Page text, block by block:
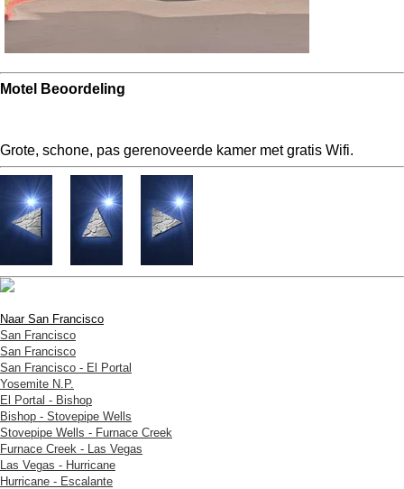
Motel Beoordeling
Grote, schone, pas gerenoveerde kamer met gratis Wifi.
Naar San Francisco
San Francisco
San Francisco
San Francisco - El Portal
Yosemite N.P.
El Portal - Bishop
Bishop - Stovepipe Wells
Stovepipe Wells - Furnace Creek
Furnace Creek - Las Vegas
Las Vegas - Hurricane
Hurricane - Escalante